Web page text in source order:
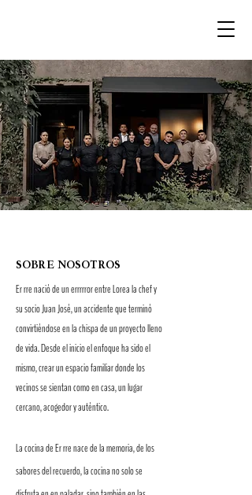
SOBRE NOSOTROS
Er rre nació de un errrrror entre Lorea la chef y
su socio Juan José, un accidente que terminó
convirtiéndose en la chispa de un proyecto lleno
de vida. Desde el inicio el enfoque ha sido el
mismo, crear un espacio familiar donde los
vecinos se sientan como en casa, un lugar
cercano, acogedor y auténtico.
La cocina de Er rre nace de la memoria, de los
sabores del recuerdo, la cocina no solo se